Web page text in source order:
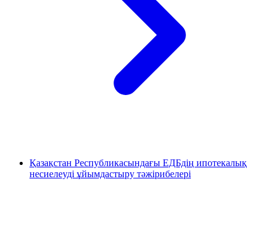
Қазақстан Республикасындағы ЕДБдің ипотекалық
несиелеуді ұйымдастыру тәжірибелері